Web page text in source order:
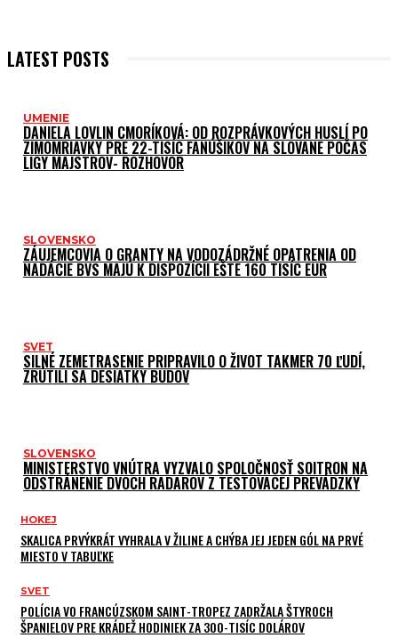
LATEST POSTS
UMENIE
DANIELA LOVLIN CMORÍKOVÁ: OD ROZPRÁVKOVÝCH HUSLÍ PO
ZIMOMRIAVKY PRE 22-TISÍC FANÚŠIKOV NA SLOVANE POČAS
LIGY MAJSTROV- ROZHOVOR
SLOVENSKO
ZÁUJEMCOVIA O GRANTY NA VODOZÁDRŽNÉ OPATRENIA OD
NADÁCIE BVS MAJÚ K DISPOZÍCII EŠTE 160 TISÍC EUR
SVET
SILNÉ ZEMETRASENIE PRIPRAVILO O ŽIVOT TAKMER 70 ĽUDÍ,
ZRÚTILI SA DESIATKY BUDOV
SLOVENSKO
MINISTERSTVO VNÚTRA VYZVALO SPOLOČNOSŤ SOITRON NA
ODSTRÁNENIE DVOCH RADAROV Z TESTOVACEJ PREVÁDZKY
HOKEJ
SKALICA PRVÝKRÁT VYHRALA V ŽILINE A CHÝBA JEJ JEDEN GÓL NA PRVÉ
MIESTO V TABUĽKE
SVET
POLÍCIA VO FRANCÚZSKOM SAINT-TROPEZ ZADRŽALA ŠTYROCH
ŠPANIELOV PRE KRÁDEŽ HODINIEK ZA 300-TISÍC DOLÁROV